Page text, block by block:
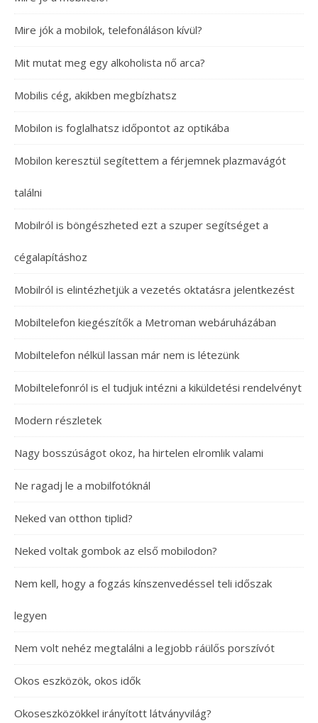
Mire jók a mobilok, telefonáláson kívül?
Mit mutat meg egy alkoholista nő arca?
Mobilis cég, akikben megbízhatsz
Mobilon is foglalhatsz időpontot az optikába
Mobilon keresztül segítettem a férjemnek plazmavágót
találni
Mobilról is böngészheted ezt a szuper segítséget a
cégalapításhoz
Mobilról is elintézhetjük a vezetés oktatásra jelentkezést
Mobiltelefon kiegészítők a Metroman webáruházában
Mobiltelefon nélkül lassan már nem is létezünk
Mobiltelefonról is el tudjuk intézni a kiküldetési rendelvényt
Modern részletek
Nagy bosszúságot okoz, ha hirtelen elromlik valami
Ne ragadj le a mobilfotóknál
Neked van otthon tiplid?
Neked voltak gombok az első mobilodon?
Nem kell, hogy a fogzás kínszenvedéssel teli időszak
legyen
Nem volt nehéz megtalálni a legjobb ráülős porszívót
Okos eszközök, okos idők
Okoseszközökkel irányított látványvilág?